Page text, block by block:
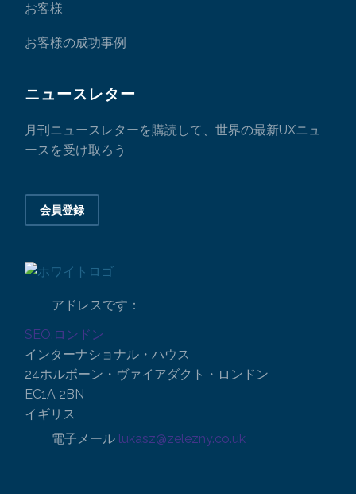
お客様
お客様の成功事例
ニュースレター
月刊ニュースレターを購読して、世界の最新UXニュ
ースを受け取ろう
会員登録
アドレスです：
SEO.ロンドン
インターナショナル・ハウス
24ホルボーン・ヴァイアダクト・ロンドン
EC1A 2BN
イギリス
電子メール lukasz@zelezny.co.uk